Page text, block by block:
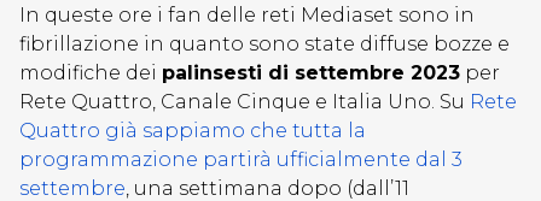
In queste ore i fan delle reti Mediaset sono in
fibrillazione in quanto sono state diffuse bozze e
modifiche dei palinsesti di settembre 2023 per
Rete Quattro, Canale Cinque e Italia Uno. Su Rete
Quattro già sappiamo che tutta la
programmazione partirà ufficialmente dal 3
settembre, una settimana dopo (dall’11